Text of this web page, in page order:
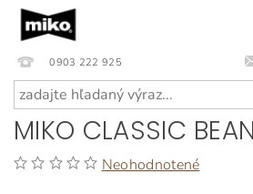
0903 222 925
MIKO CLASSIC
Neohodnotené